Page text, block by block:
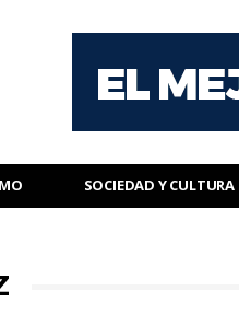
SOCIEDAD Y CULTURA